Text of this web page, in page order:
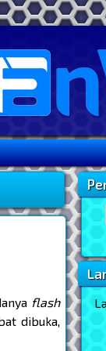
flash
dibuka,